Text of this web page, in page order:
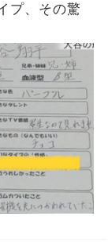
プ、その驚